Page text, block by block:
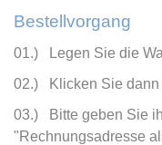
Bestellvorgang
01.) Legen Sie die
02.) Klicken Sie dann
03.) Bitte geben Sie
"Rechnungsadresse